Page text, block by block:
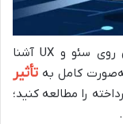
اگر با مفهوم CDN، نحوه کار آن و تأثیرش روی سئو و UX آشنا
کامل به تأثیر
را مطالعه کنید؛